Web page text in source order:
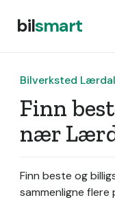
bilsmart
Bilverksted Lærdal
Finn
nær
Finn beste og
sammenligne